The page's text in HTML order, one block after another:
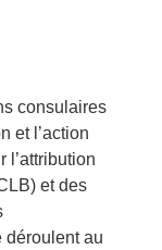
consulaires
et l’action
l’attribution
et des
déroulent au